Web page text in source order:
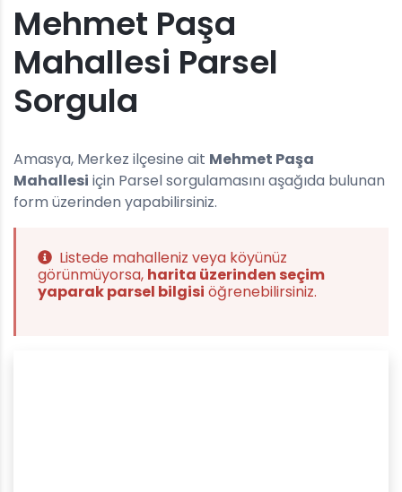
Mehmet Paşa
Mahallesi Parsel
Sorgula
Amasya, Merkez ilçesine ait Mehmet Paşa
Mahallesi için Parsel sorgulamasını aşağıda bulunan
form üzerinden yapabilirsiniz.
Listede mahalleniz veya köyünüz
görünmüyorsa, harita üzerinden seçim
yaparak parsel bilgisi öğrenebilirsiniz.